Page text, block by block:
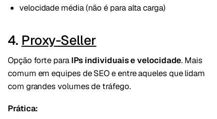
velocidade média (não é para alta carga)
4. Proxy-Seller
Opção forte para IPs individuais e velocidade. Mais
comum em equipes de SEO e entre aqueles que lidam
com grandes volumes de tráfego.
Prática: